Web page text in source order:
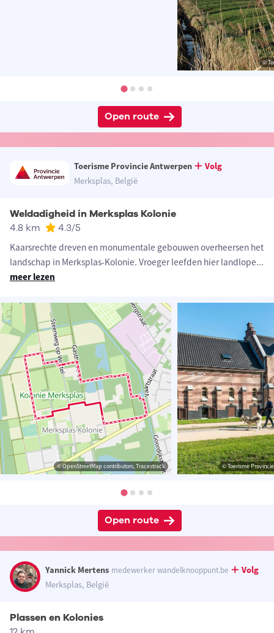
©
Open route
Toerisme Provincie Antwerpen
Volg
Merksplas, België
Weldadigheid in Merksplas Kolonie
4.8 km 4.3/5
Kaarsrechte dreven en monumentale gebouwen overheersen het
landschap in Merksplas-Kolonie. Vroeger leefden hier landlope...
meer lezen
© OpenStreetMap contributors, Tracestrack © Toerisme
Open route
Yannick Mertens medewerker wandelknooppunt.be
Volg
Merksplas, België
Plassen en Kolonies